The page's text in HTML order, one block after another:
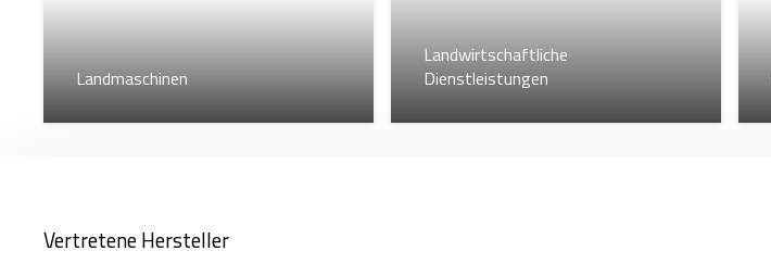
Landmaschinen
Landwirtschaftliche
Dienstleistungen
Vertretene Hersteller